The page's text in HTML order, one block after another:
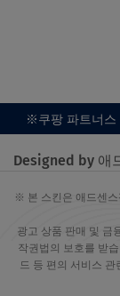
※쿠팡 파트너스
Designed by 애
※ 본 스킨은 애드센스
광고 상품 판매 및 금
작권법의 보호를 받
드 등 편의 서비스 관